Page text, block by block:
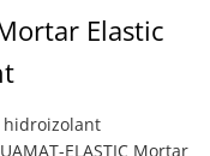
Elastic
hidroizolant
ELASTIC Mortar